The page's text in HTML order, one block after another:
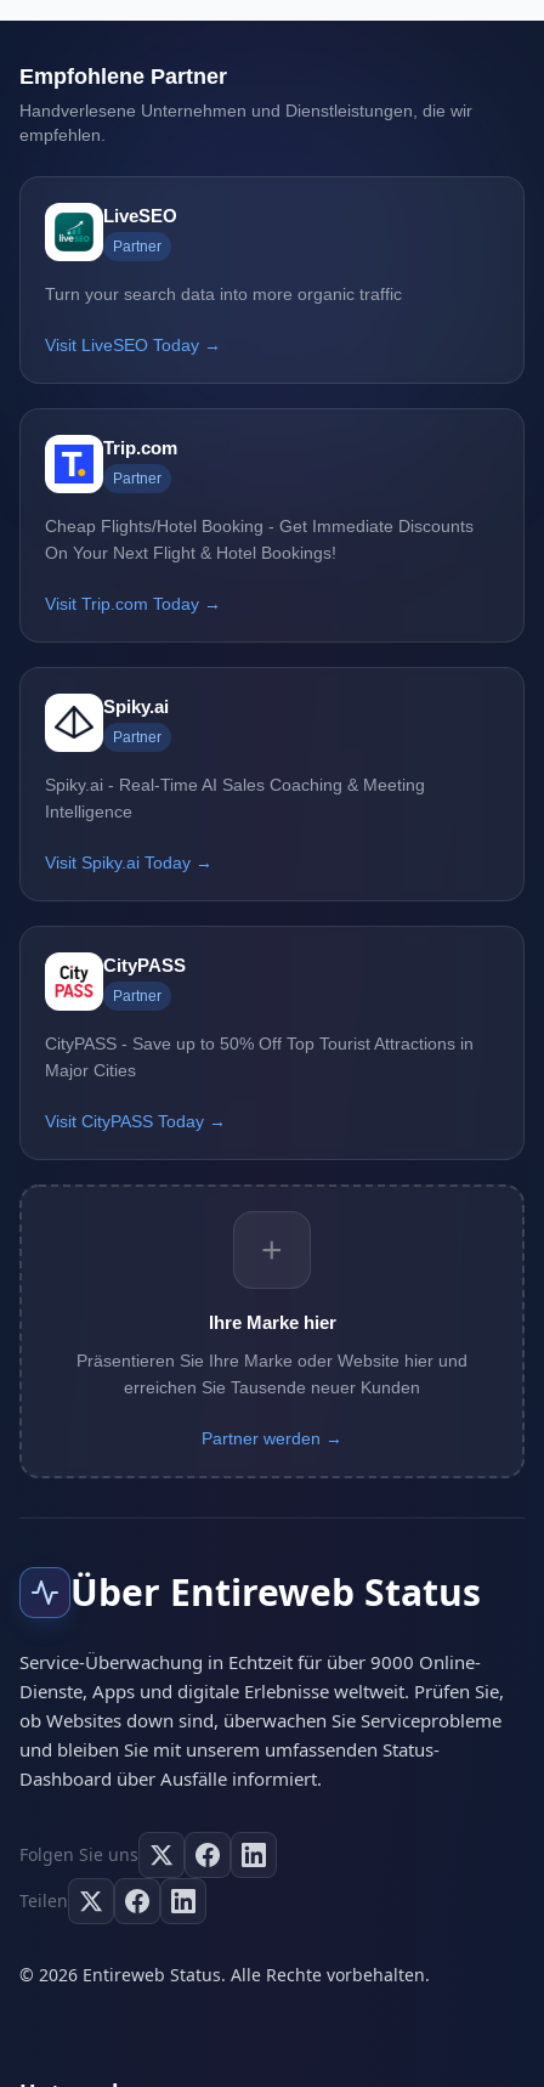
Empfohlene Partner
Handverlesene Unternehmen und Dienstleistungen, die wir
empfehlen.
LiveSEO
Partner
Turn your search data into more organic traffic
Visit LiveSEO Today →
Trip.com
Partner
Cheap Flights/Hotel Booking - Get Immediate Discounts
On Your Next Flight & Hotel Bookings!
Visit Trip.com Today →
Spiky.ai
Partner
Spiky.ai - Real-Time AI Sales Coaching & Meeting
Intelligence
Visit Spiky.ai Today →
CityPASS
Partner
CityPASS - Save up to 50% Off Top Tourist Attractions in
Major Cities
Visit CityPASS Today →
+
Ihre Marke hier
Präsentieren Sie Ihre Marke oder Website hier und
erreichen Sie Tausende neuer Kunden
Partner werden →
Über Entireweb Status
Service-Überwachung in Echtzeit für über 9000 Online-
Dienste, Apps und digitale Erlebnisse weltweit. Prüfen Sie,
ob Websites down sind, überwachen Sie Serviceprobleme
und bleiben Sie mit unserem umfassenden Status-
Dashboard über Ausfälle informiert.
Folgen Sie uns
Teilen
© 2026 Entireweb Status. Alle Rechte vorbehalten.